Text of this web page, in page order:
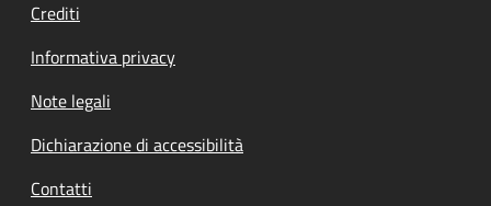
Crediti
Informativa privacy
Note legali
Dichiarazione di accessibilità
Contatti